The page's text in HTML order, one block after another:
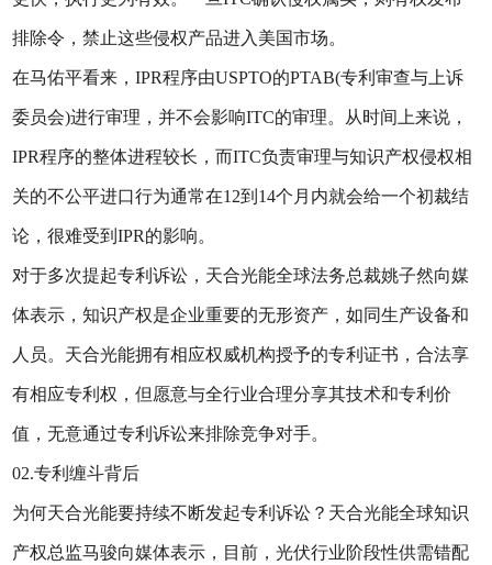
排除令，禁止这些侵权产品进入美国市场。
在马佑平看来，IPR程序由USPTO的PTAB(专利审查与上诉
委员会)进行审理，并不会影响ITC的审理。从时间上来说，
IPR程序的整体进程较长，而ITC负责审理与知识产权侵权相
关的不公平进口行为通常在12到14个月内就会给一个初裁结
论，很难受到IPR的影响。
对于多次提起专利诉讼，天合光能全球法务总裁姚子然向媒
体表示，知识产权是企业重要的无形资产，如同生产设备和
人员。天合光能拥有相应权威机构授予的专利证书，合法享
有相应专利权，但愿意与全行业合理分享其技术和专利价
值，无意通过专利诉讼来排除竞争对手。
02.专利缠斗背后
为何天合光能要持续不断发起专利诉讼？天合光能全球知识
产权总监马骏向媒体表示，目前，光伏行业阶段性供需错配